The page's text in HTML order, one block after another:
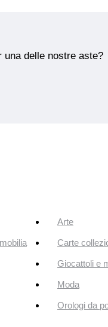
una delle nostre aste?
Arte
Carte
Giocattoli e
Moda
Orologi da